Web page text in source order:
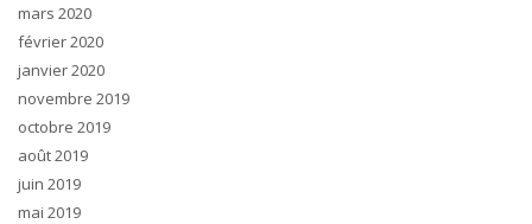
mars 2020
février 2020
janvier 2020
novembre 2019
octobre 2019
août 2019
juin 2019
mai 2019